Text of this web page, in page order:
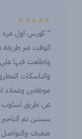
★★★★★
" كورس اول مره
الوقت غير طريقة
واطلعت فيها
والتاسكات
موظفين وعملاء
عن طريق اسلوب
سيشن تم التاخير
ضعيف والتواصل